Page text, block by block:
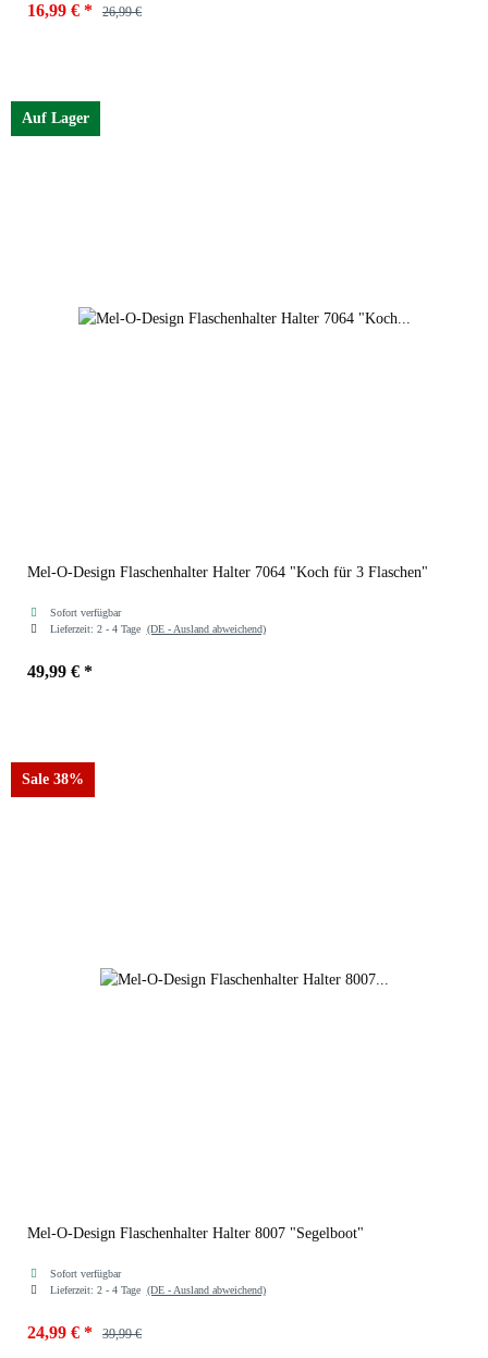
16,99 € * 26,99 €
Auf Lager
Mel-O-Design Flaschenhalter Halter 7064 "Koch für 3 Flaschen"
Sofort verfügbar
Lieferzeit: 2 - 4 Tage (DE - Ausland abweichend)
49,99 € *
Sale 38%
Mel-O-Design Flaschenhalter Halter 8007 "Segelboot"
Sofort verfügbar
Lieferzeit: 2 - 4 Tage (DE - Ausland abweichend)
24,99 € * 39,99 €